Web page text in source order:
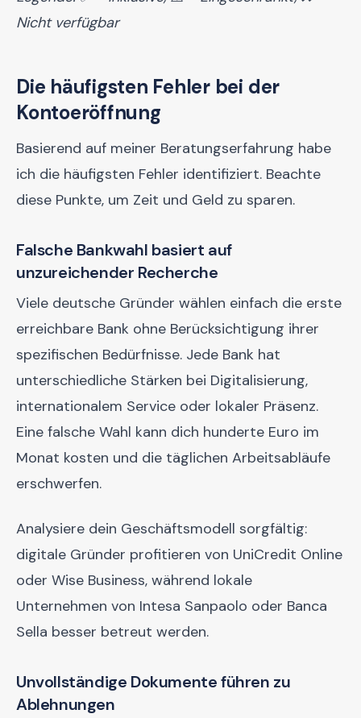
Nicht verfügbar
Die häufigsten Fehler bei der
Kontoeröffnung
Basierend auf meiner Beratungserfahrung habe
ich die häufigsten Fehler identifiziert. Beachte
diese Punkte, um Zeit und Geld zu sparen.
Falsche Bankwahl basiert auf
unzureichender Recherche
Viele deutsche Gründer wählen einfach die erste
erreichbare Bank ohne Berücksichtigung ihrer
spezifischen Bedürfnisse. Jede Bank hat
unterschiedliche Stärken bei Digitalisierung,
internationalem Service oder lokaler Präsenz.
Eine falsche Wahl kann dich hunderte Euro im
Monat kosten und die täglichen Arbeitsabläufe
erschwerfen.
Analysiere dein Geschäftsmodell sorgfältig:
digitale Gründer profitieren von UniCredit Online
oder Wise Business, während lokale
Unternehmen von Intesa Sanpaolo oder Banca
Sella besser betreut werden.
Unvollständige Dokumente führen zu
Ablehnungen